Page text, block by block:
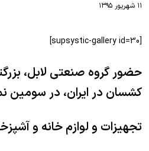
۱۱ شهریور ۱۳۹۵
[supsystic-gallery id=30]
حضور گروه صنعتی لابل،
کشسان در ایران، در سومین
تجهیزات و لوازم خانه و